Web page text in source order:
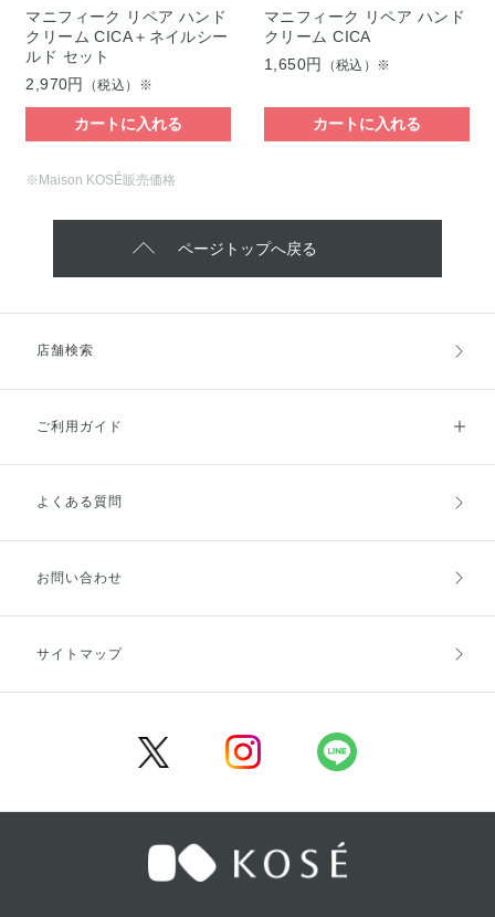
マニフィーク リペア ハンド
クリーム CICA＋ネイルシー
ルド セット
2,970円
（税込）※
カートに入れる
マニフィーク リペア ハンド
クリーム CICA
1,650円
（税込）※
カートに入れる
※Maison KOSÉ販売価格
ページトップへ戻る
店舗検索
ご利用ガイド
ご利用ガイドトップ
お支払方法
キャンセル・返品・交換
よくある質問
お問い合わせ
サイトマップ